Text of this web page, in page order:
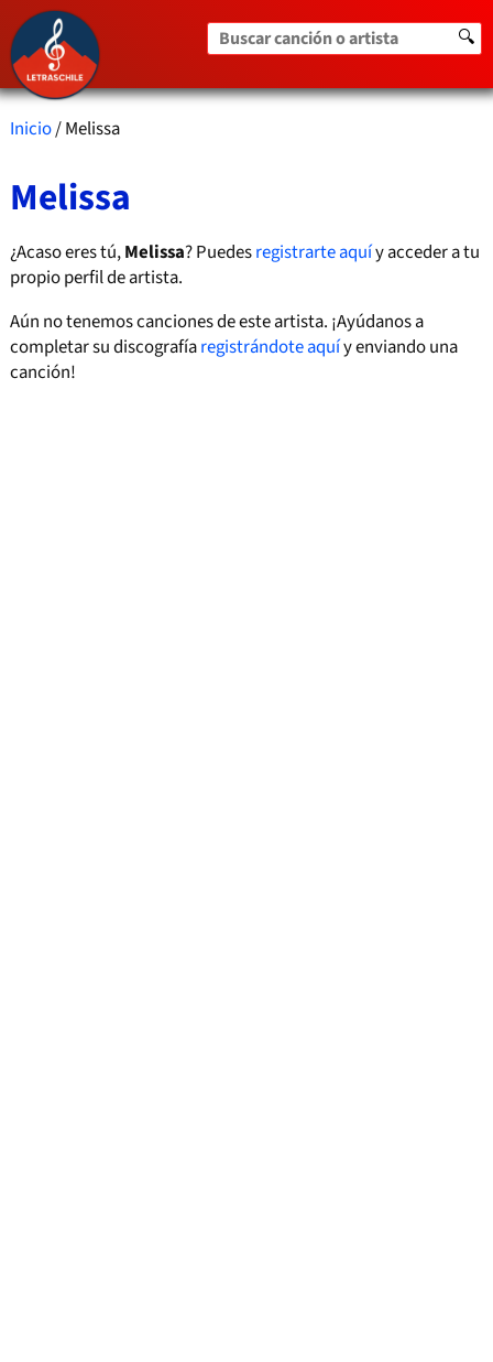
Buscar canción o artista 🔍
Inicio/ Melissa
Melissa
¿Acaso eres tú,Melissa? Puedesregistrarte aquíy acceder a tu
propio perfil de artista.
Aún no tenemos canciones de este artista. ¡Ayúdanos a
completar su discografíaregistrándote aquíy enviando una
canción!